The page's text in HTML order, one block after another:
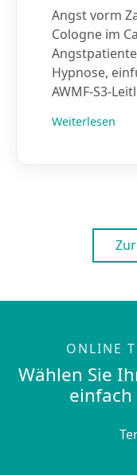
Angst vorm
Cologne im
Hypnose,
AWMF-S3-
Weiterlesen
ONLINE
Wählen Sie